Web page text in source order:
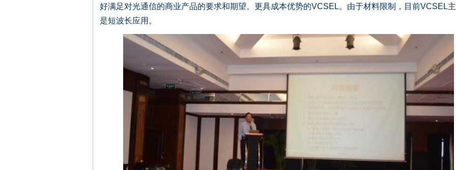
好满足对光通信的商业产品的要求和期望。更具成本优势的VCSEL。由于材料限制，目前VCSEL
是短波长应用。